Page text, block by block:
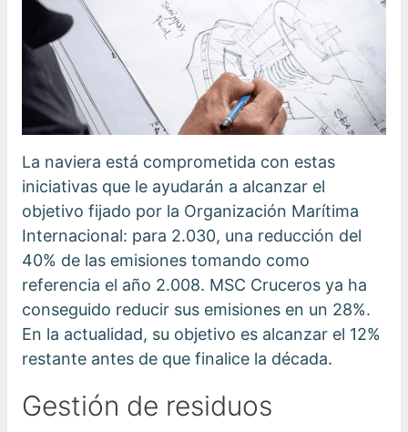
La naviera está comprometida con estas
iniciativas que le ayudarán a alcanzar el
objetivo fijado por la Organización Marítima
Internacional: para 2.030, una reducción del
40% de las emisiones tomando como
referencia el año 2.008. MSC Cruceros ya ha
conseguido reducir sus emisiones en un 28%.
En la actualidad, su objetivo es alcanzar el 12%
restante antes de que finalice la década.
Gestión de residuos